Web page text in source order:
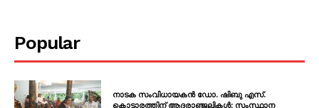
Popular
നാടക സംവിധായകൻ ഡോ. ഷിബു എസ്.
കൊട്ടാരത്തിന് ആദരാഞ്ജലികൾ; സംസ്ഥാന